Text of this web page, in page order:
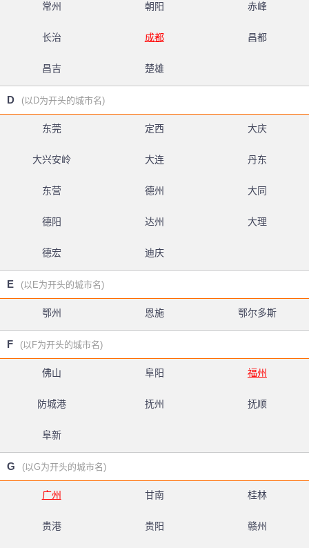
常州 朝阳 赤峰
长治 成都 昌都
昌吉 楚雄
D (以D为开头的城市名)
东莞 定西 大庆
大兴安岭 大连 丹东
东营 德州 大同
德阳 达州 大理
德宏 迪庆
E (以E为开头的城市名)
鄂州 恩施 鄂尔多斯
F (以F为开头的城市名)
佛山 阜阳 福州
防城港 抚州 抚顺
阜新
G (以G为开头的城市名)
广州 甘南 桂林
贵港 贵阳 赣州